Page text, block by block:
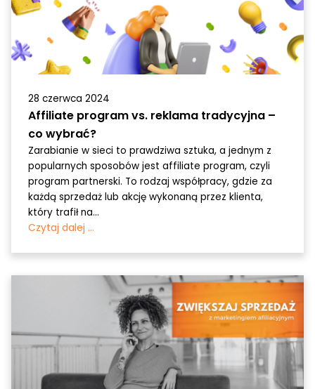
28 czerwca 2024
Affiliate program vs. reklama tradycyjna –
co wybrać?
Zarabianie w sieci to prawdziwa sztuka, a jednym z
popularnych sposobów jest affiliate program, czyli
program partnerski. To rodzaj współpracy, gdzie za
każdą sprzedaż lub akcję wykonaną przez klienta,
który trafił na...
Czytaj dalej ...